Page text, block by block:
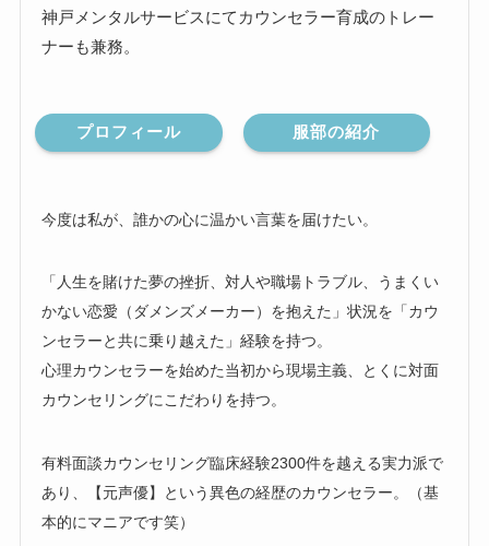
神戸メンタルサービスにてカウンセラー育成のトレー
ナーも兼務。
プロフィール 服部の紹介
今度は私が、誰かの心に温かい言葉を届けたい。
「人生を賭けた夢の挫折、対人や職場トラブル、うまくい
かない恋愛（ダメンズメーカー）を抱えた」状況を「カウ
ンセラーと共に乗り越えた」経験を持つ。
心理カウンセラーを始めた当初から現場主義、とくに対面
カウンセリングにこだわりを持つ。
有料面談カウンセリング臨床経験2300件を越える実力派で
あり、【元声優】という異色の経歴のカウンセラー。（基
本的にマニアです笑）